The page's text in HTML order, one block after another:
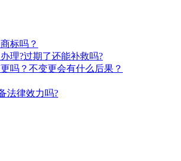
标吗？
理?过期了还能补救吗?
吗？不变更会有什么后果？
法律效力吗?